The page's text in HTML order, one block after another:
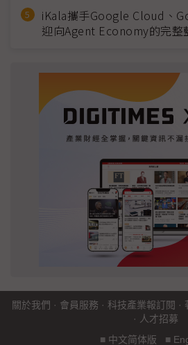
iKala攜手Google Cloud、
迎向Agent Economy的完整
關於我們 · 會員服務 · 科技產業報訂閱 ·
· 人才招募
■ 中文简体版 ■